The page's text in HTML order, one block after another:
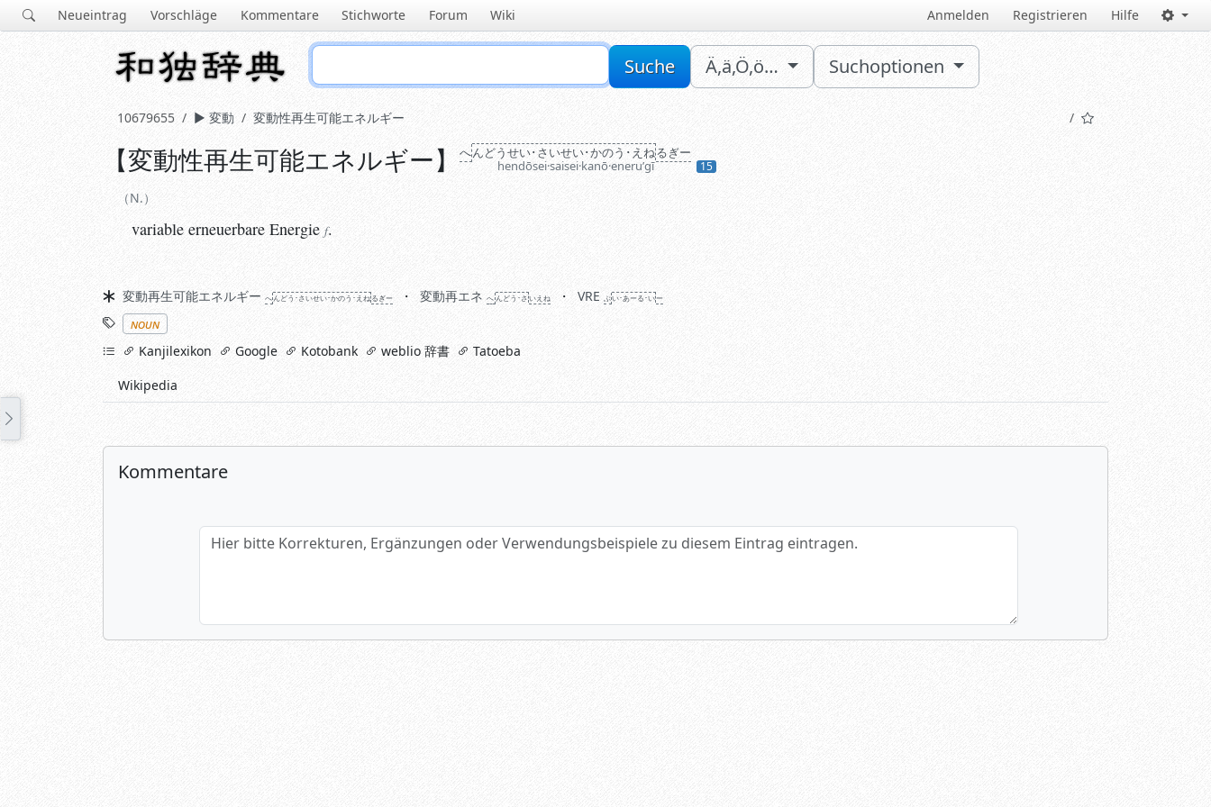
Neueintrag Vorschläge Kommentare Stichworte Forum Wiki Anmelden Registrieren Hilfe
Suche Ä,ä,Ö,ö… Suchoptionen
10679655 変動 変動性再生可能エネルギー
N.
variable erneuerbare
【変動性再生可能エネルギー】 へんどうせい･さいせい･かのう･えねるぎー
hendōsei·saisei·kanō·eneruʼgī
15
N.
variable erneuerbareEnergie f.
Synonyme
変動再生可能エネルギー へんどう･さいせい･かのう･えねるぎー 変動再エネ へんどう･さいえね VRE ぶい･あーる･いー
Stichworte
noun
linksKanjilexikon Google Kotobank weblio 辞書
Tatoeba
Wikipedia
Kommentare
Hier bitte Korrekturen, Ergänzungen oder Verwendungsbeispiele zu diesem Eintrag eintragen.